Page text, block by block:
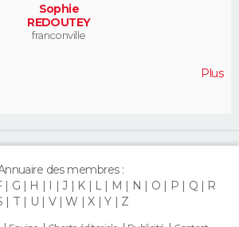
Sophie
REDOUTEY
franconville
Plus
des membres :
G H J K L M N O P Q
R
T U V W X Y Z